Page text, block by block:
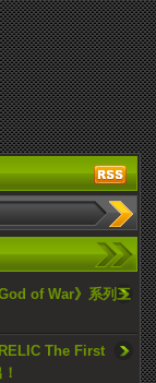
of War》系列三
The First